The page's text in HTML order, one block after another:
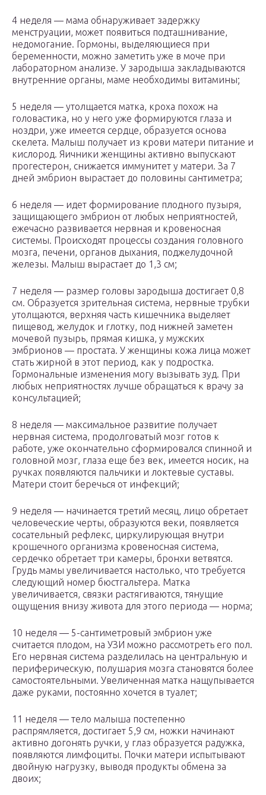
4 неделя — мама обнаруживает задержку
менструации, может появиться подташнивание,
недомогание. Гормоны, выделяющиеся при
беременности, можно заметить уже в моче при
лабораторном анализе. У зародыша закладываются
внутренние органы, маме необходимы витамины;
5 неделя — утолщается матка, кроха похож на
головастика, но у него уже формируются глаза и
ноздри, уже имеется сердце, образуется основа
скелета. Малыш получает из крови матери питание и
кислород. Яичники женщины активно выпускают
прогестерон, снижается иммунитет у матери. За 7
дней эмбрион вырастает до половины сантиметра;
6 неделя — идет формирование плодного пузыря,
защищающего эмбрион от любых неприятностей,
ежечасно развивается нервная и кровеносная
системы. Происходят процессы создания головного
мозга, печени, органов дыхания, поджелудочной
железы. Малыш вырастает до 1,3 см;
7 неделя — размер головы зародыша достигает 0,8
см. Образуется зрительная система, нервные трубки
утолщаются, верхняя часть кишечника выделяет
пищевод, желудок и глотку, под нижней заметен
мочевой пузырь, прямая кишка, у мужских
эмбрионов — простата. У женщины кожа лица может
стать жирной в этот период, как у подростка.
Гормональные изменения могу вызывать зуд. При
любых неприятностях лучше обращаться к врачу за
консультацией;
8 неделя — максимальное развитие получает
нервная система, продолговатый мозг готов к
работе, уже окончательно сформировался спинной и
головной мозг, глаза еще без век, имеется носик, на
ручках появляются пальчики и локтевые суставы.
Матери стоит беречься от инфекций;
9 неделя — начинается третий месяц, лицо обретает
человеческие черты, образуются веки, появляется
сосательный рефлекс, циркулирующая внутри
крошечного организма кровеносная система,
сердечко обретает три камеры, бронхи ветвятся.
Грудь мамы увеличивается настолько, что требуется
следующий номер бюстгальтера. Матка
увеличивается, связки растягиваются, тянущие
ощущения внизу живота для этого периода — норма;
10 неделя — 5-сантиметровый эмбрион уже
считается плодом, на УЗИ можно рассмотреть его пол.
Его нервная система разделилась на центральную и
периферическую, полушария мозга становятся более
самостоятельными. Увеличенная матка нащупывается
даже руками, постоянно хочется в туалет;
11 неделя — тело малыша постепенно
распрямляется, достигает 5,9 см, ножки начинают
активно догонять ручки, у глаз образуется радужка,
появляются лимфоциты. Почки матери испытывают
двойную нагрузку, выводя продукты обмена за
двоих;